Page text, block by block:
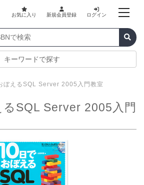
お気に入り 新規会員登録 ログイン
キーワードで探す
ぼえるSQL Server 2005入門教室
SQL Server 2005入門